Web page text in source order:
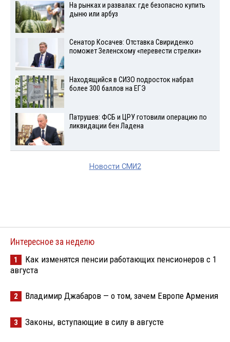
На рынках и развалах: где безопасно купить
дыню или арбуз
Сенатор Косачев: Отставка Свириденко
поможет Зеленскому «перевести стрелки»
Находящийся в СИЗО подросток набрал
более 300 баллов на ЕГЭ
Патрушев: ФСБ и ЦРУ готовили операцию по
ликвидации бен Ладена
Новости СМИ2
Интересное за неделю
1
Как изменятся пенсии работающих пенсионеров с 1
августа
2 Владимир Джабаров — о том, зачем Европе Армения
3 Законы, вступающие в силу в августе